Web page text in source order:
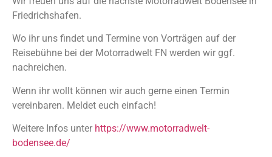
Friedrichshafen.
Wo ihr uns findet und Termine von Vorträgen auf der
Reisebühne bei der Motorradwelt FN werden wir ggf.
nachreichen.
Wenn ihr wollt können wir auch gerne einen Termin
vereinbaren. Meldet euch einfach!
Weitere Infos unter https://www.motorradwelt-
bodensee.de/